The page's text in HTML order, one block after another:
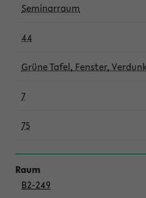
Seminarraum
44
Grüne Tafel, Fenster,
7
75
B2-249